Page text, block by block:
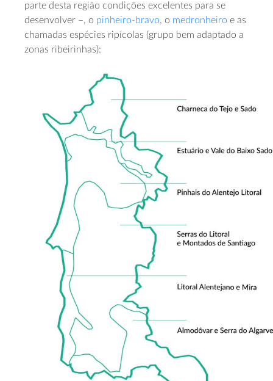
parte desta região condições excelentes para se
desenvolver –, o pinheiro-bravo, o medronheiro e as
chamadas espécies ripícolas (grupo bem adaptado a
zonas ribeirinhas):